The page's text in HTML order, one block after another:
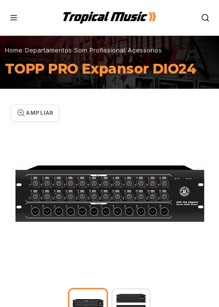
Home/Departamentos/Som Profissional/Acessorios
TOPP PRO Expansor DIO24
AMPLIAR